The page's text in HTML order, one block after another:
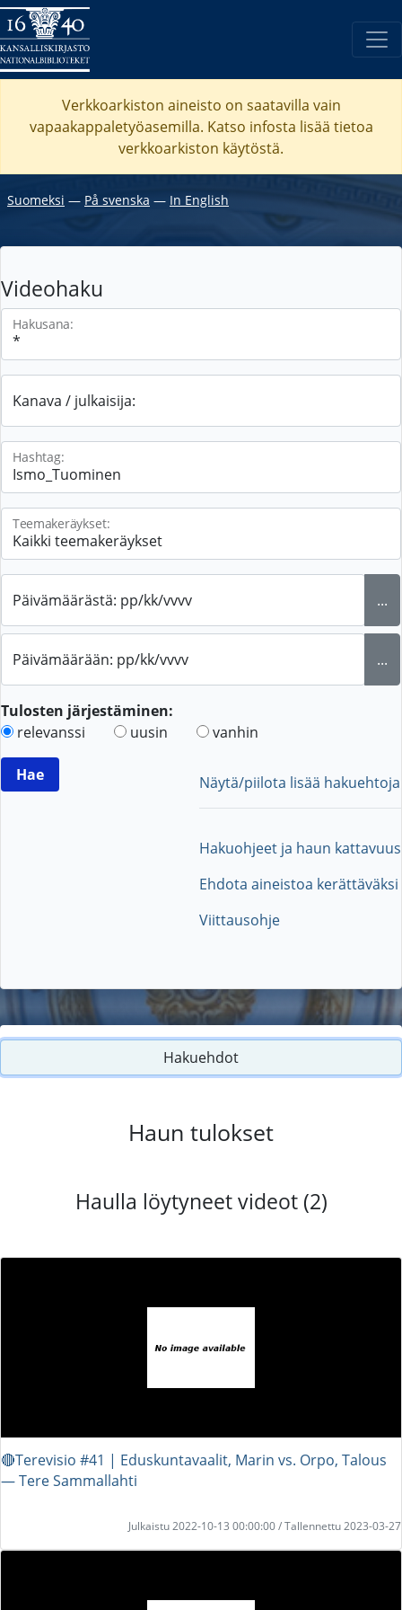
Verkkoarkiston aineisto on saatavilla vain
vapaakappaletyöasemilla. Katso infosta lisää tietoa
verkkoarkiston käytöstä.
Suomeksi ― På svenska ― In English
Videohaku
Hakusana:
Kanava / julkaisija:
Hashtag:
Teemakeräykset:
Päivämäärästä: pp/kk/vvvv ...
Päivämäärään: pp/kk/vvvv ...
Tulosten järjestäminen:
relevanssi
uusin vanhin
Näytä/piilota lisää hakuehtoja
Hakuohjeet ja haun kattavuus
Ehdota aineistoa kerättäväksi
Viittausohje
Hakuehdot
Haun tulokset
Haulla löytyneet videot (2)
🔴Terevisio #41 | Eduskuntavaalit, Marin vs. Orpo, Talous
― Tere Sammallahti
Julkaistu 2022-10-13 00:00:00 / Tallennettu 2023-03-27